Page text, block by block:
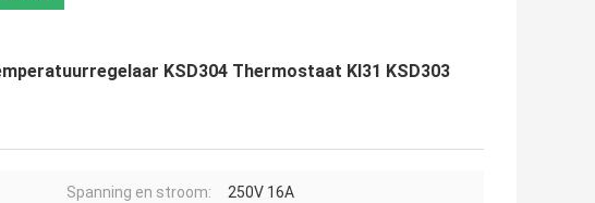
KSD304 Thermostaat KI31 KSD303
Spanning en stroom: 250V 16A